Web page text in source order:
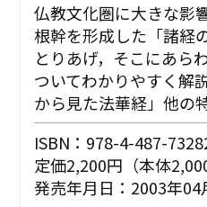
仏教文化圏に大きな影
根幹を形成した「諸経
とりあげ，そこにあら
ついてわかりやすく解
から見た法華経」他の
ISBN：978-4-487-
定価2,200円（本体
発売年月日：2003年04